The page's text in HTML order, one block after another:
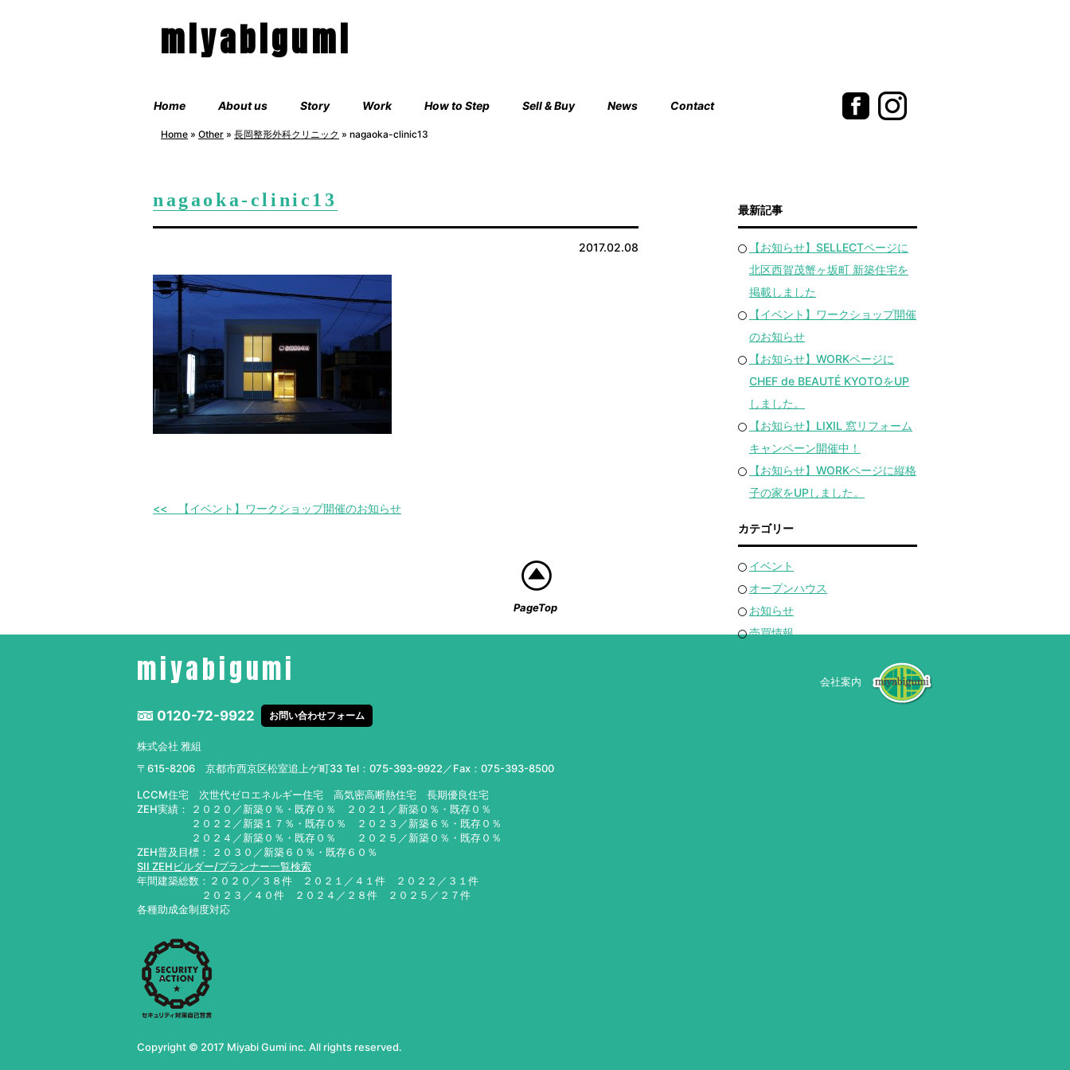
miyabigumi
Home About us Story Work How to Step Sell & Buy News Contact
Home » Other » 長岡整形外科クリニック » nagaoka-clinic13
nagaoka-clinic13
2017.02.08
【イベント】ワークショップ開催のお知らせ
最新記事
【お知らせ】SELLECTページに
北区西賀茂蟹ヶ坂町 新築住宅を
掲載しました
【イベント】ワークショップ開催
のお知らせ
【お知らせ】WORKページに
CHEF de BEAUTÉ KYOTOをUP
しました。
【お知らせ】LIXIL 窓リフォーム
キャンペーン開催中！
【お知らせ】WORKページに縦格
子の家をUPしました。
カテゴリー
イベント
オープンハウス
お知らせ
売買情報
PageTop
miyabigumi
0120-72-9922 お問い合わせフォーム
株式会社 雅組
〒615-8206 京都市西京区松室追上ゲ町33Tel： 075-393-9922 ／Fax：075-393-8500
LCCM住宅 次世代ゼロエネルギー住宅 高気密高断熱住宅 長期優良住宅
ZEH実績： ２０２０／新築０％・既存０％ ２０２１／新築０％・既存０％
２０２２／新築１７％・既存０％ ２０２３／新築６％・既存０％
２０２４／新築０％・既存０％ ２０２５／新築０％・既存０％
ZEH普及目標： ２０３０／新築６０％・既存６０％
SII ZEHビルダー/プランナー一覧検索
年間建築総数：２０２０／３８件 ２０２１／４１件 ２０２２／３１件
２０２３／４０件 ２０２４／２８件 ２０２５／２７件
各種助成金制度対応
会社案内
Copyright © 2017 Miyabi Gumi inc. All rights reserved.